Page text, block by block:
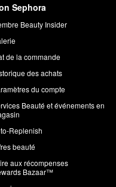
Sephora
Beauty Insider
de la commande
des achats
du compte
Beauté et événements en
Replenish
beauté
aux récompenses
Bazaar™